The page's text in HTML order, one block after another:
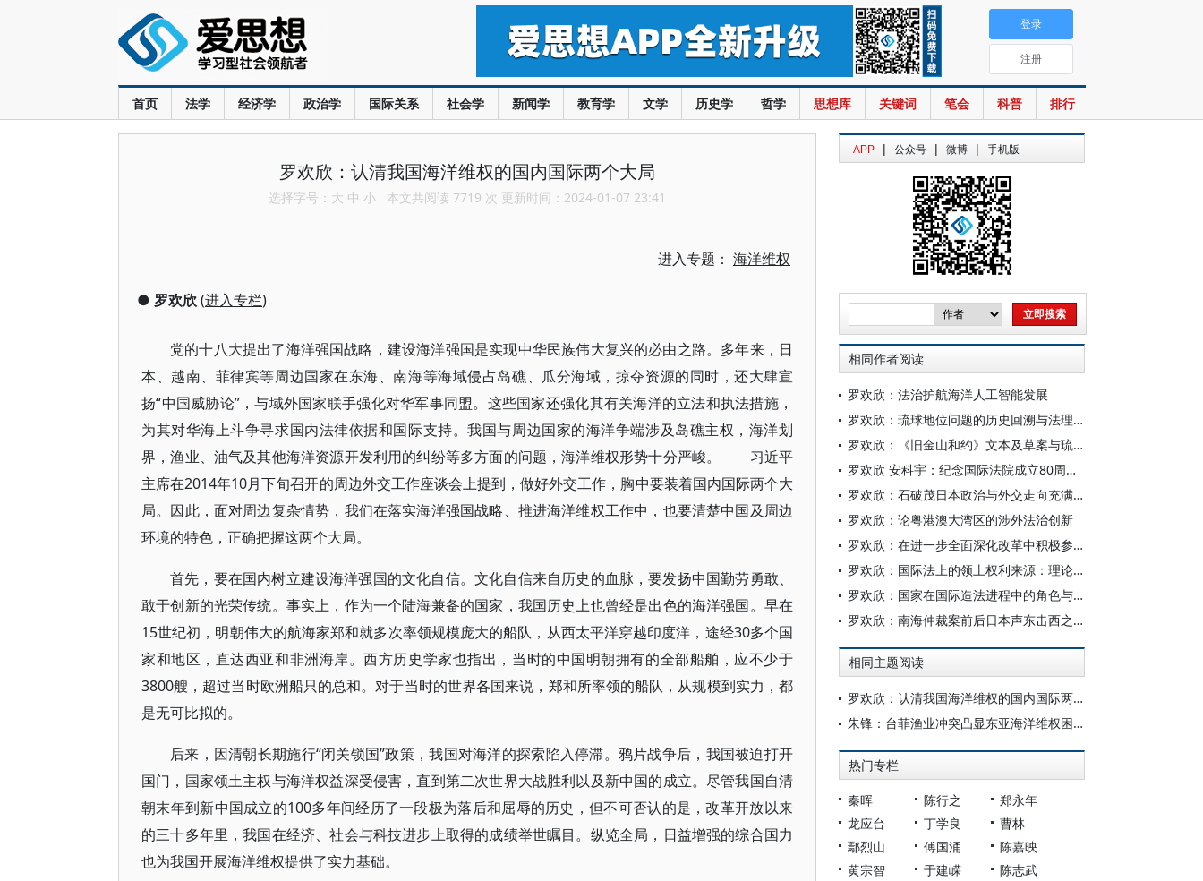
首页 法学 经济学 政治学 国际关系 社会学 新闻学 教育学 文学 历史学 哲学 思想库 关键词 笔会 科普 排行
登录
注册
罗欢欣：认清我国海洋维权的国内国际两个大局
选择字号： 大 中 小 本文共阅读 7719 次 更新时间：2024-01-07 23:41
进入专题： 海洋维权
● 罗欢欣(进入专栏)
党的十八大提出了海洋强国战略，建设海洋强国是实现中华民族伟大复兴的必由之路。多年来，日
本、越南、菲律宾等周边国家在东海、南海等海域侵占岛礁、瓜分海域，掠夺资源的同时，还大肆宣
扬“中国威胁论”，与域外国家联手强化对华军事同盟。这些国家还强化其有关海洋的立法和执法措施，
为其对华海上斗争寻求国内法律依据和国际支持。我国与周边国家的海洋争端涉及岛礁主权，海洋划
界，渔业、油气及其他海洋资源开发利用的纠纷等多方面的问题，海洋维权形势十分严峻。 习近平
主席在2014年10月下旬召开的周边外交工作座谈会上提到，做好外交工作，胸中要装着国内国际两个大
局。因此，面对周边复杂情势，我们在落实海洋强国战略、推进海洋维权工作中，也要清楚中国及周边
环境的特色，正确把握这两个大局。
首先，要在国内树立建设海洋强国的文化自信。文化自信来自历史的血脉，要发扬中国勤劳勇敢、
敢于创新的光荣传统。事实上，作为一个陆海兼备的国家，我国历史上也曾经是出色的海洋强国。早在
15世纪初，明朝伟大的航海家郑和就多次率领规模庞大的船队，从西太平洋穿越印度洋，途经30多个国
家和地区，直达西亚和非洲海岸。西方历史学家也指出，当时的中国明朝拥有的全部船舶，应不少于
3800艘，超过当时欧洲船只的总和。对于当时的世界各国来说，郑和所率领的船队，从规模到实力，都
是无可比拟的。
后来，因清朝长期施行“闭关锁国”政策，我国对海洋的探索陷入停滞。鸦片战争后，我国被迫打开
国门，国家领土主权与海洋权益深受侵害，直到第二次世界大战胜利以及新中国的成立。尽管我国自清
朝末年到新中国成立的100多年间经历了一段极为落后和屈辱的历史，但不可否认的是，改革开放以来
的三十多年里，我国在经济、社会与科技进步上取得的成绩举世瞩目。纵览全局，日益增强的综合国力
也为我国开展海洋维权提供了实力基础。
APP | 公众号 | 微博 | 手机版
相同作者阅读
罗欢欣：法治护航海洋人工智能发展
罗欢欣：琉球地位问题的历史回溯与法理辨析
罗欢欣：《旧金山和约》文本及草案与琉球地位未定问题
罗欢欣 安科宇：纪念国际法院成立80周年：国际法院的历史沿革及中国的参与和贡献
罗欢欣：石破茂日本政治与外交走向充满变数
罗欢欣：论粤港澳大湾区的涉外法治创新
罗欢欣：在进一步全面深化改革中积极参与国际规则制定
罗欢欣：国际法上的领土权利来源：理论内涵与基本类型
罗欢欣：国家在国际造法进程中的角色与功能
罗欢欣：南海仲裁案前后日本声东击西之策的背后
相同主题阅读
罗欢欣：认清我国海洋维权的国内国际两个大局
朱锋：台菲渔业冲突凸显东亚海洋维权困境
热门专栏
秦晖 陈行之
郑永年
龙应台
丁学良
曹林
鄢烈山
傅国涌
陈嘉映
黄宗智
于建嵘
陈志武